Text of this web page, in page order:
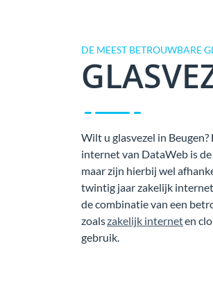
DE MEEST BETROUWBARE
Wilt u glasvezel in
internet van DataWeb is
maar zijn hierbij wel
twintig jaar zakelijk
de combinatie van een
zoalszakelijk interneten
gebruik.